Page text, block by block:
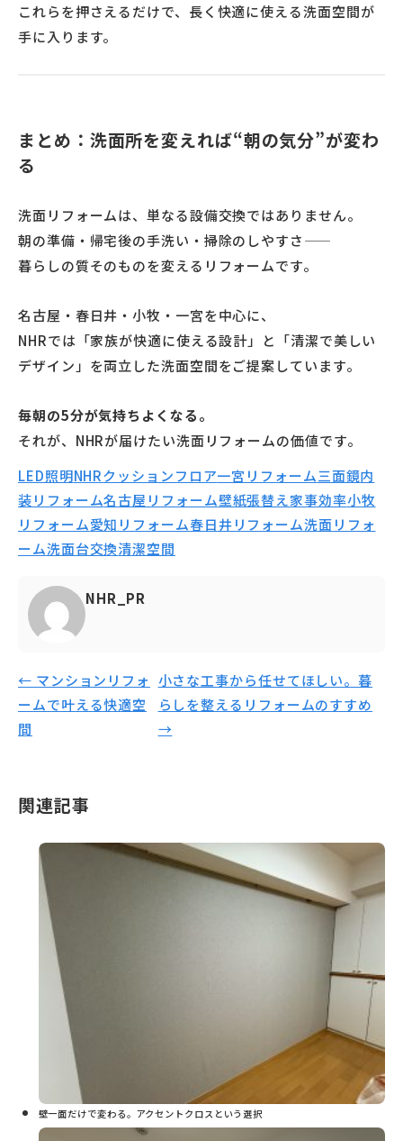
これらを押さえるだけで、長く快適に使える洗面空間が
手に入ります。
まとめ：洗面所を変えれば“朝の気分”が変わ
る
洗面リフォームは、単なる設備交換ではありません。
朝の準備・帰宅後の手洗い・掃除のしやすさ——
暮らしの質そのものを変えるリフォームです。
名古屋・春日井・小牧・一宮を中心に、
NHRでは「家族が快適に使える設計」と「清潔で美しい
デザイン」を両立した洗面空間をご提案しています。
毎朝の5分が気持ちよくなる。
それが、NHRが届けたい洗面リフォームの価値です。
LED照明NHRクッションフロア一宮リフォーム三面鏡内
装リフォーム名古屋リフォーム壁紙張替え家事効率小牧
リフォーム愛知リフォーム春日井リフォーム洗面リフォ
ーム洗面台交換清潔空間
NHR_PR
← マンションリフォ
ームで叶える快適空
間
小さな工事から任せてほしい。暮
らしを整えるリフォームのすすめ
→
関連記事
壁一面だけで変わる。アクセントクロスという選択